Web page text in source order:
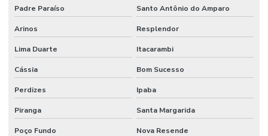
Padre Paraíso Santo Antônio do Amparo
Arinos Resplendor
Lima Duarte Itacarambi
Cássia Bom Sucesso
Perdizes Ipaba
Piranga Santa Margarida
Poço Fundo Nova Resende